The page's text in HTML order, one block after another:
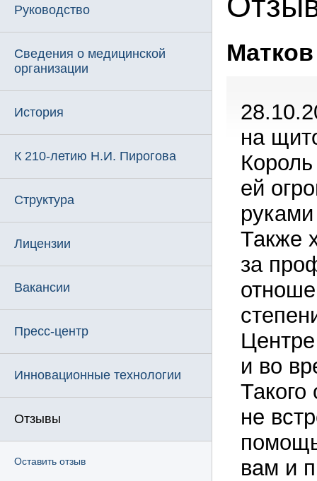
Руководство
Сведения о медицинской
организации
История
К 210-летию Н.И. Пирогова
Структура
Лицензии
Вакансии
Пресс-центр
Инновационные технологии
Отзывы
Оставить отзыв
на
ей
Также
за
и во
не
вам и